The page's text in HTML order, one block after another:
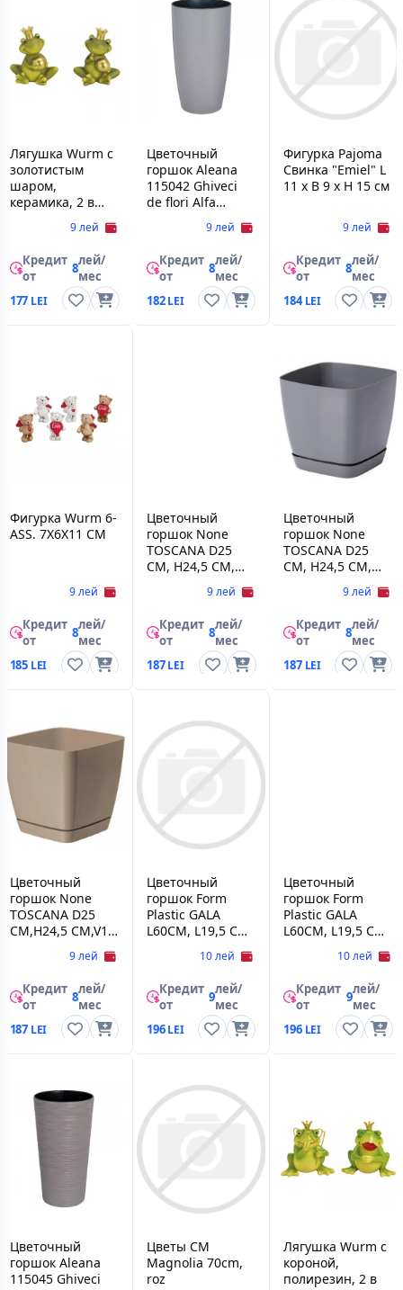
Лягушка Wurm с
золотистым
шаром,
керамика, 2 в
9 лей
Кредит
от
8лей/
мес
177
Цветочный
горшок Aleana
115042 Ghiveci
de flori Alfa
9 лей
Кредит
от
8лей/
мес
182
Фигурка Pajoma
Свинка "Emiel" L
11 x B 9 x H 15 см
9 лей
Кредит
от
8лей/
мес
184
Фигурка Wurm 6-
ASS. 7X6X11 CM
9 лей
Кредит
от
8лей/
мес
185
Цветочный
горшок None
TOSCANA D25
CM, H24,5 CM,
9 лей
Кредит
от
8лей/
мес
187
Цветочный
горшок None
TOSCANA D25
CM, H24,5 CM,
9 лей
Кредит
от
8лей/
мес
187
Цветочный
горшок None
TOSCANA D25
CM,H24,5 CM,V11
9 лей
Кредит
от
8лей/
мес
187
Цветочный
горшок Form
Plastic GALA
L60CM, L19,5 CM,
ANTRACIT10 лей
Кредит
от
9лей/
мес
196
Цветочный
горшок Form
Plastic GALA
L60CM, L19,5 CM,
TERECOTA10 лей
Кредит
от
9лей/
мес
196
Цветочный
горшок Aleana
115045 Ghiveci
Цветы CM
Magnolia 70cm,
roz
Лягушка Wurm с
короной,
полирезин, 2 в